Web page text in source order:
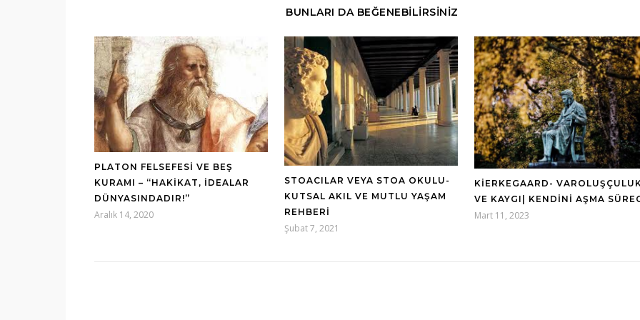
BUNLARI DA BEĞENEBILIRSINIZ
PLATON FELSEFESI VE BEŞ
KURAMI – “HAKIKAT, İDEALAR
DÜNYASINDADIR!”
Aralık 14, 2020
STOACILAR VEYA STOA OKULU-
KUTSAL AKIL VE MUTLU YAŞAM
REHBERI
Şubat 7, 2021
KIERKEGAARD-
VE KAYGI| KENDINI AŞMA
Mart 11, 2023